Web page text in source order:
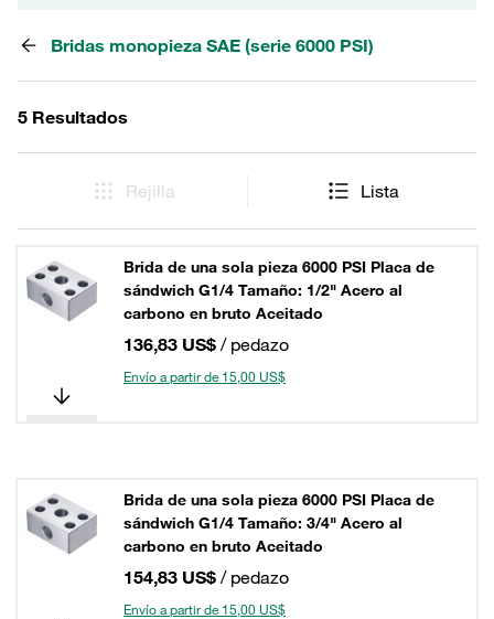
Bridas monopieza SAE (serie 6000 PSI)
5 Resultados
Rejilla Lista
Brida de una sola pieza 6000 PSI Placa de
sándwich G1/4 Tamaño: 1/2" Acero al
carbono en bruto Aceitado
136,83 US$ / pedazo
Envío a partir de 15,00 US$
Brida de una sola pieza 6000 PSI Placa de
sándwich G1/4 Tamaño: 3/4" Acero al
carbono en bruto Aceitado
154,83 US$ / pedazo
Envío a partir de 15,00 US$